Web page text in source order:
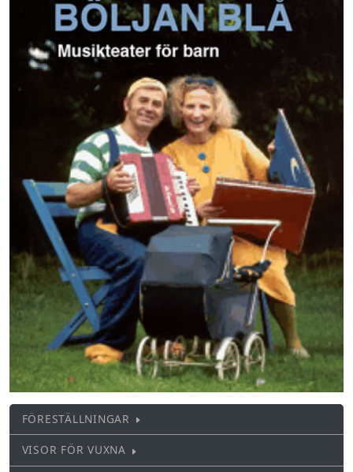
FÖRESTÄLLNINGAR
VISOR FÖR VUXNA